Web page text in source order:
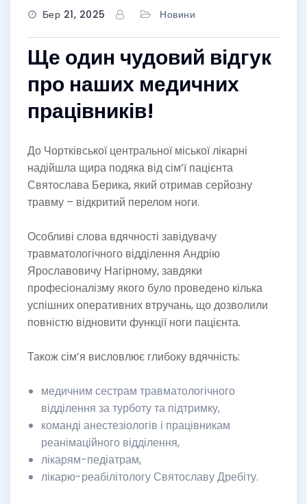
Бер 21, 2025 Новини
Ще один чудовий відгук
про наших медичних
працівників!
До Чортківської центральної міської лікарні
надійшла щира подяка від сім’ї пацієнта
Святослава Берика, який отримав серйозну
травму – відкритий перелом ноги.
Особливі слова вдячності завідувачу
травматологічного відділення Андрію
Ярославовичу Нагірному, завдяки
професіоналізму якого було проведено кілька
успішних оперативних втручань, що дозволили
повністю відновити функції ноги пацієнта.
Також сім’я висловлює глибоку вдячність:
медичним сестрам травматологічного
відділення за турботу та підтримку,
команді анестезіологів і працівникам
реанімаційного відділення,
лікарям-педіатрам,
лікарю-реабілітологу Святославу Дребіту.